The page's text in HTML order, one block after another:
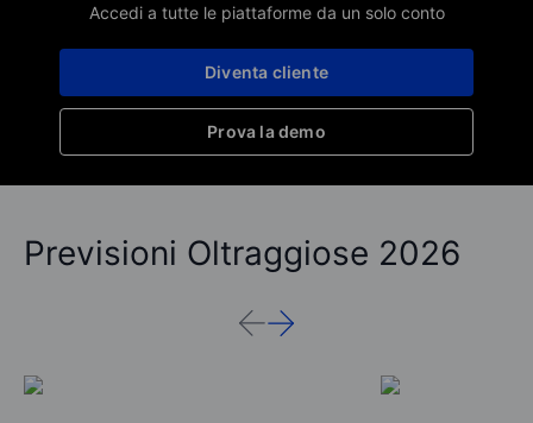
Accedi a tutte le piattaforme da un solo conto
Prova la demo
Diventa cliente
Previsioni Oltraggiose 2026